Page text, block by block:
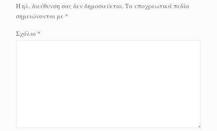
Η ηλ. διεύθυνση σας δεν δημοσιεύεται. Τα υποχρεωτικά πεδία
σημειώνονται με *
Σχόλιο *